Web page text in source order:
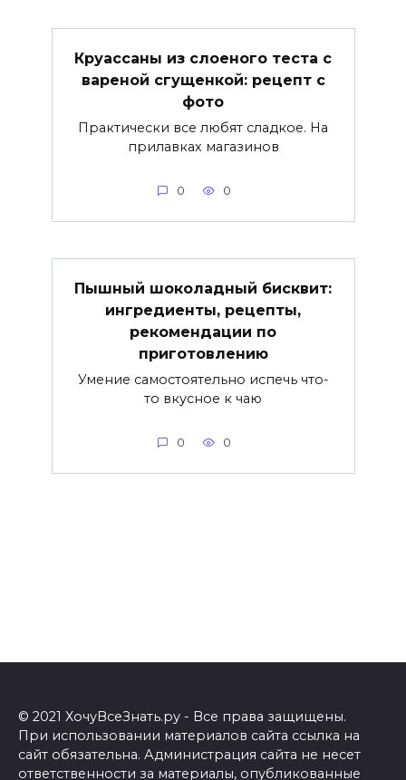
Круассаны из слоеного теста с
вареной сгущенкой: рецепт с
фото
Практически все любят сладкое. На
прилавках магазинов
0 0
Пышный шоколадный бисквит:
ингредиенты, рецепты,
рекомендации по
приготовлению
Умение самостоятельно испечь что-
то вкусное к чаю
0 0
© 2021 ХочуВсеЗнать.ру - Все права защищены.
При использовании материалов сайта ссылка на
сайт обязательна. Администрация сайта не несет
ответственности за материалы, опубликованные